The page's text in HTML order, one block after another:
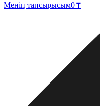
Менің тапсырысым0 ₸